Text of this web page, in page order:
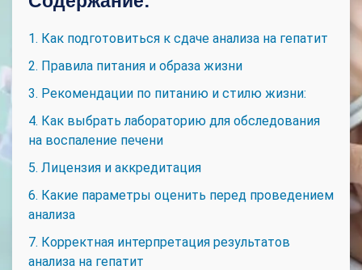
1. Как подготовиться к сдаче анализа на гепатит
2. Правила питания и образа жизни
3. Рекомендации по питанию и стилю жизни:
4. Как выбрать лабораторию для обследования
на воспаление печени
5. Лицензия и аккредитация
6. Какие параметры оценить перед проведением
анализа
7. Корректная интерпретация результатов
анализа на гепатит